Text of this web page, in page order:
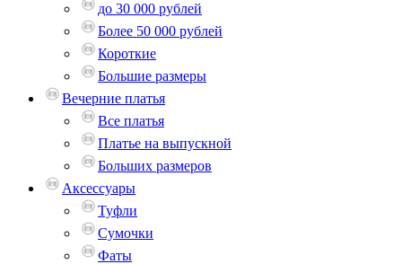
до 30 000 рублей
Более 50 000 рублей
Короткие
Большие размеры
Вечерние платья
Все платья
Платье на выпускной
Больших размеров
Аксессуары
Туфли
Сумочки
Фаты